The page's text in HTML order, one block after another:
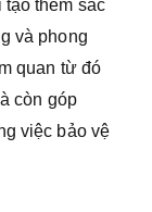
tạo thêm sắc
và phong
quan từ đó
còn góp
việc bảo vệ